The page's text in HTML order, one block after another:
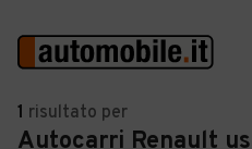
Auto
VENDI
1 risultato per
Autocarri Renault